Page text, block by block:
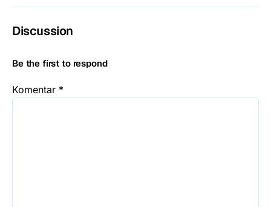
Discussion
Be the first to respond
Komentar *